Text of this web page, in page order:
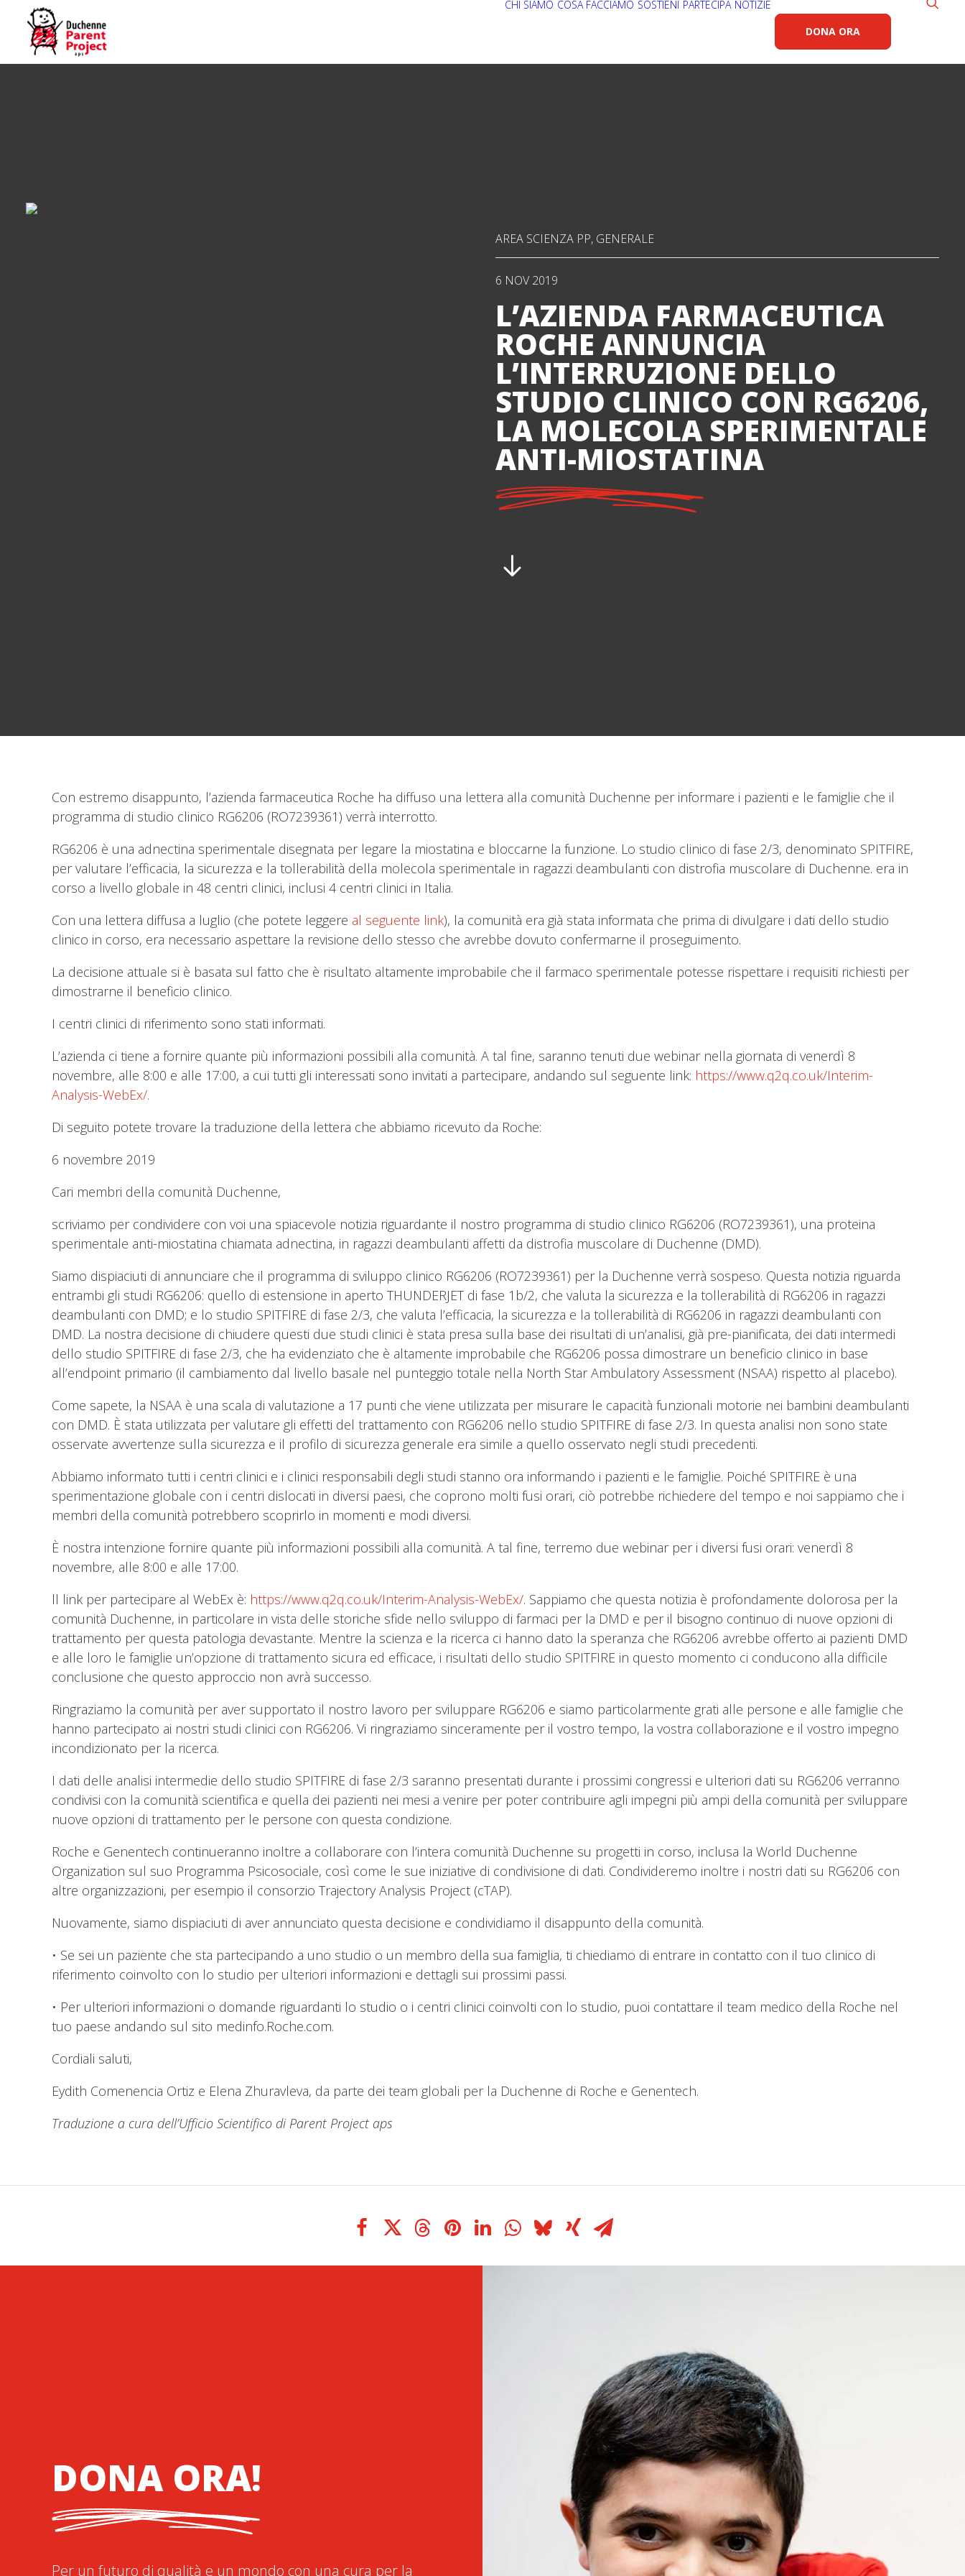
CHI SIAMO COSA FACCIAMO SOSTIENI PARTECIPA NOTIZIE
DONA ORA
AREA SCIENZA PP, GENERALE
6 NOV 2019
L’AZIENDA FARMACEUTICA
ROCHE ANNUNCIA
L’INTERRUZIONE DELLO
STUDIO CLINICO CON RG6206,
LA MOLECOLA SPERIMENTALE
ANTI-MIOSTATINA
Con estremo disappunto, l’azienda farmaceutica Roche ha diffuso una lettera alla comunità Duchenne per informare i pazienti e le famiglie che il
programma di studio clinico RG6206 (RO7239361) verrà interrotto.
RG6206 è una adnectina sperimentale disegnata per legare la miostatina e bloccarne la funzione. Lo studio clinico di fase 2/3, denominato SPITFIRE,
per valutare l’efficacia, la sicurezza e la tollerabilità della molecola sperimentale in ragazzi deambulanti con distrofia muscolare di Duchenne. era in
corso a livello globale in 48 centri clinici, inclusi 4 centri clinici in Italia.
Con una lettera diffusa a luglio (che potete leggere al seguente link), la comunità era già stata informata che prima di divulgare i dati dello studio
clinico in corso, era necessario aspettare la revisione dello stesso che avrebbe dovuto confermarne il proseguimento.
La decisione attuale si è basata sul fatto che è risultato altamente improbabile che il farmaco sperimentale potesse rispettare i requisiti richiesti per
dimostrarne il beneficio clinico.
I centri clinici di riferimento sono stati informati.
L’azienda ci tiene a fornire quante più informazioni possibili alla comunità. A tal fine, saranno tenuti due webinar nella giornata di venerdì 8
novembre, alle 8:00 e alle 17:00, a cui tutti gli interessati sono invitati a partecipare, andando sul seguente link: https://www.q2q.co.uk/Interim-
Analysis-WebEx/.
Di seguito potete trovare la traduzione della lettera che abbiamo ricevuto da Roche:
6 novembre 2019
Cari membri della comunità Duchenne,
scriviamo per condividere con voi una spiacevole notizia riguardante il nostro programma di studio clinico RG6206 (RO7239361), una proteina
sperimentale anti-miostatina chiamata adnectina, in ragazzi deambulanti affetti da distrofia muscolare di Duchenne (DMD).
Siamo dispiaciuti di annunciare che il programma di sviluppo clinico RG6206 (RO7239361) per la Duchenne verrà sospeso. Questa notizia riguarda
entrambi gli studi RG6206: quello di estensione in aperto THUNDERJET di fase 1b/2, che valuta la sicurezza e la tollerabilità di RG6206 in ragazzi
deambulanti con DMD; e lo studio SPITFIRE di fase 2/3, che valuta l’efficacia, la sicurezza e la tollerabilità di RG6206 in ragazzi deambulanti con
DMD. La nostra decisione di chiudere questi due studi clinici è stata presa sulla base dei risultati di un’analisi, già pre-pianificata, dei dati intermedi
dello studio SPITFIRE di fase 2/3, che ha evidenziato che è altamente improbabile che RG6206 possa dimostrare un beneficio clinico in base
all’endpoint primario (il cambiamento dal livello basale nel punteggio totale nella North Star Ambulatory Assessment (NSAA) rispetto al placebo).
Come sapete, la NSAA è una scala di valutazione a 17 punti che viene utilizzata per misurare le capacità funzionali motorie nei bambini deambulanti
con DMD. È stata utilizzata per valutare gli effetti del trattamento con RG6206 nello studio SPITFIRE di fase 2/3. In questa analisi non sono state
osservate avvertenze sulla sicurezza e il profilo di sicurezza generale era simile a quello osservato negli studi precedenti.
Abbiamo informato tutti i centri clinici e i clinici responsabili degli studi stanno ora informando i pazienti e le famiglie. Poiché SPITFIRE è una
sperimentazione globale con i centri dislocati in diversi paesi, che coprono molti fusi orari, ciò potrebbe richiedere del tempo e noi sappiamo che i
membri della comunità potrebbero scoprirlo in momenti e modi diversi.
È nostra intenzione fornire quante più informazioni possibili alla comunità. A tal fine, terremo due webinar per i diversi fusi orari: venerdì 8
novembre, alle 8:00 e alle 17:00.
ll link per partecipare al WebEx è: https://www.q2q.co.uk/Interim-Analysis-WebEx/. Sappiamo che questa notizia è profondamente dolorosa per la
comunità Duchenne, in particolare in vista delle storiche sfide nello sviluppo di farmaci per la DMD e per il bisogno continuo di nuove opzioni di
trattamento per questa patologia devastante. Mentre la scienza e la ricerca ci hanno dato la speranza che RG6206 avrebbe offerto ai pazienti DMD
e alle loro le famiglie un’opzione di trattamento sicura ed efficace, i risultati dello studio SPITFIRE in questo momento ci conducono alla difficile
conclusione che questo approccio non avrà successo.
Ringraziamo la comunità per aver supportato il nostro lavoro per sviluppare RG6206 e siamo particolarmente grati alle persone e alle famiglie che
hanno partecipato ai nostri studi clinici con RG6206. Vi ringraziamo sinceramente per il vostro tempo, la vostra collaborazione e il vostro impegno
incondizionato per la ricerca.
I dati delle analisi intermedie dello studio SPITFIRE di fase 2/3 saranno presentati durante i prossimi congressi e ulteriori dati su RG6206 verranno
condivisi con la comunità scientifica e quella dei pazienti nei mesi a venire per poter contribuire agli impegni più ampi della comunità per sviluppare
nuove opzioni di trattamento per le persone con questa condizione.
Roche e Genentech continueranno inoltre a collaborare con l’intera comunità Duchenne su progetti in corso, inclusa la World Duchenne
Organization sul suo Programma Psicosociale, così come le sue iniziative di condivisione di dati. Condivideremo inoltre i nostri dati su RG6206 con
altre organizzazioni, per esempio il consorzio Trajectory Analysis Project (cTAP).
Nuovamente, siamo dispiaciuti di aver annunciato questa decisione e condividiamo il disappunto della comunità.
• Se sei un paziente che sta partecipando a uno studio o un membro della sua famiglia, ti chiediamo di entrare in contatto con il tuo clinico di
riferimento coinvolto con lo studio per ulteriori informazioni e dettagli sui prossimi passi.
• Per ulteriori informazioni o domande riguardanti lo studio o i centri clinici coinvolti con lo studio, puoi contattare il team medico della Roche nel
tuo paese andando sul sito medinfo.Roche.com.
Cordiali saluti,
Eydith Comenencia Ortiz e Elena Zhuravleva, da parte dei team globali per la Duchenne di Roche e Genentech.
Traduzione a cura dell’Ufficio Scientifico di Parent Project aps
DONA ORA!
Per un futuro di qualità e un mondo con una cura per la